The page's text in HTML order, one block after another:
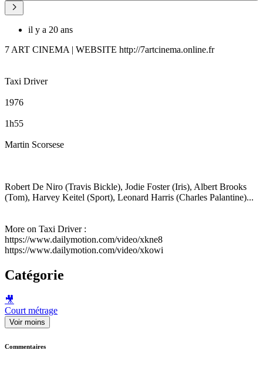
il y a 20 ans
7 ART CINEMA | WEBSITE http://7artcinema.online.fr
Taxi Driver
1976
1h55
Martin Scorsese
Robert De Niro (Travis Bickle), Jodie Foster (Iris), Albert Brooks
(Tom), Harvey Keitel (Sport), Leonard Harris (Charles Palantine)...
More on Taxi Driver :
https://www.dailymotion.com/video/xkne8
https://www.dailymotion.com/video/xkowi
Catégorie
🎥
Court métrage
Voir moins
Commentaires